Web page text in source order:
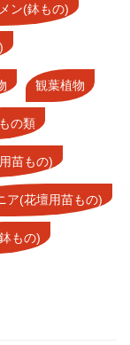
ン(鉢もの)
観葉植物
の類
苗もの)
ア(花壇用苗もの)
もの)